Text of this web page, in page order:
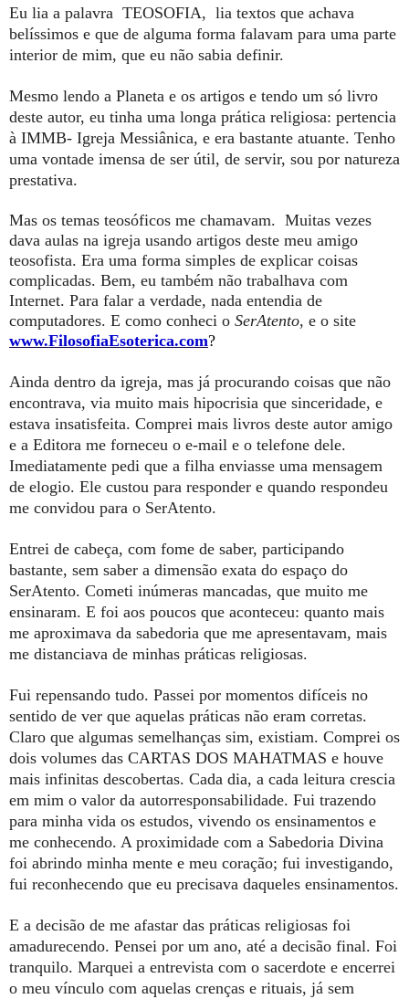
Eu lia a palavra TEOSOFIA, lia textos que achava
belíssimos e que de alguma forma falavam para uma parte
interior de mim, que eu não sabia definir.
Mesmo lendo a Planeta e os artigos e tendo um só livro
deste autor, eu tinha uma longa prática religiosa: pertencia
à IMMB- Igreja Messiânica, e era bastante atuante. Tenho
uma vontade imensa de ser útil, de servir, sou por natureza
prestativa.
Mas os temas teosóficos me chamavam. Muitas vezes
dava aulas na igreja usando artigos deste meu amigo
teosofista. Era uma forma simples de explicar coisas
complicadas. Bem, eu também não trabalhava com
Internet. Para falar a verdade, nada entendia de
computadores. E como conheci o SerAtento, e o site
www.FilosofiaEsoterica.com?
Ainda dentro da igreja, mas já procurando coisas que não
encontrava, via muito mais hipocrisia que sinceridade, e
estava insatisfeita. Comprei mais livros deste autor amigo
e a Editora me forneceu o e-mail e o telefone dele.
Imediatamente pedi que a filha enviasse uma mensagem
de elogio. Ele custou para responder e quando respondeu
me convidou para o SerAtento.
Entrei de cabeça, com fome de saber, participando
bastante, sem saber a dimensão exata do espaço do
SerAtento. Cometi inúmeras mancadas, que muito me
ensinaram. E foi aos poucos que aconteceu: quanto mais
me aproximava da sabedoria que me apresentavam, mais
me distanciava de minhas práticas religiosas.
Fui repensando tudo. Passei por momentos difíceis no
sentido de ver que aquelas práticas não eram corretas.
Claro que algumas semelhanças sim, existiam. Comprei os
dois volumes das CARTAS DOS MAHATMAS e houve
mais infinitas descobertas. Cada dia, a cada leitura crescia
em mim o valor da autorresponsabilidade. Fui trazendo
para minha vida os estudos, vivendo os ensinamentos e
me conhecendo. A proximidade com a Sabedoria Divina
foi abrindo minha mente e meu coração; fui investigando,
fui reconhecendo que eu precisava daqueles ensinamentos.
E a decisão de me afastar das práticas religiosas foi
amadurecendo. Pensei por um ano, até a decisão final. Foi
tranquilo. Marquei a entrevista com o sacerdote e encerrei
o meu vínculo com aquelas crenças e rituais, já sem